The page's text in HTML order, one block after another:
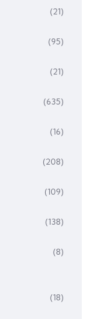
(21)
(95)
(21)
(635)
(16)
(208)
(109)
(138)
(8)
(18)